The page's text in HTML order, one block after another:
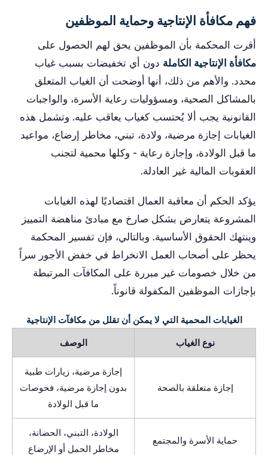
فهم مكافأة الإنتاجية وحماية الموظفين
أقرت المحكمة بأن الموظفين يحق لهم الحصول على
مكافأة الإنتاجية الكاملة دون أي تخفيضات بسبب غياب
محدد. والأهم من ذلك، أنها أوضحت أن الغياب المتعلق
بالمشاكل الصحية، ومسؤوليات رعاية الأسرة، والواجبات
القانونية يجب ألا يُحتسب كغياب يعاقب عليه. وتشمل هذه
الغيابات إجازة مرضية، ولادة، تبني، مخاطر إرضاع، مواعيد
ما قبل الولادة، وإجازة رعاية - وكلها محمية لتجنب
العقوبات المالية غير العادلة.
يؤكد الحكم أن معاقبة العمال اقتصاديًا لهذه الغيابات
المشروعة يتعارض بشكل صارخ مع مبادئ مناهضة التمييز
وينتهك الحقوق الأساسية. وبالتالي، فإن تفسير المحكمة
يحظر على أصحاب العمل الانخراط في خفض الأجور سراً
من خلال خصومات غير مبررة على المكافآت المرتبطة
بإجازات الموظفين المكفولة قانوناً.
الغيابات المحمية التي لا يمكن أن تقلل من مكافآت الإنتاجية
نوع الغياب
الوصف
إجازة متعلقة بالصحة
إجازة مرضية، زيارات طبية
بدون إجازة مرضية، فحوصات
ما قبل الولادة
حماية الأسرة والمجتمع
الولادة، التبني، الحضانة،
مخاطر الحمل أو الإرضاع